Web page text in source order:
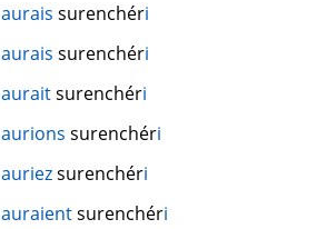
aurais surenchéri
aurais surenchéri
auraitsurenchéri
aurions surenchéri
auriezsurenchéri
auraientsurenchéri